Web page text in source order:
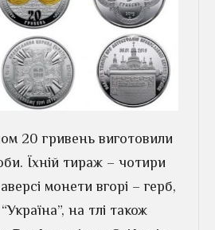
20 гривень виготовили
Їхній тираж – чотири
монети вгорі – герб,
на тлі також